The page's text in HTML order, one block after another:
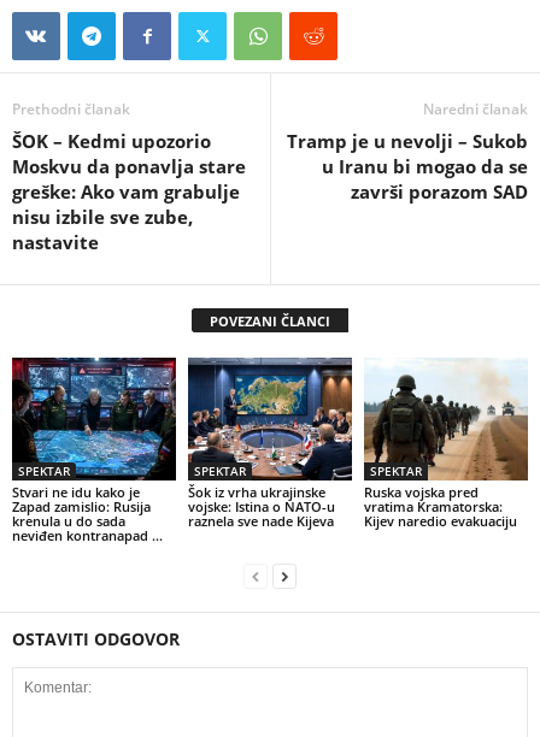
Prethodni članak
ŠOK – Kedmi upozorio
Moskvu da ponavlja stare
greške: Ako vam grabulje
nisu izbile sve zube,
nastavite
Naredni članak
Tramp je u nevolji – Sukob
u Iranu bi mogao da se
završi porazom SAD
POVEZANI ČLANCI
SPEKTAR
Stvari ne idu kako je
Zapad zamislio: Rusija
krenula u do sada
neviđen kontranapad …
SPEKTAR
Šok iz vrha ukrajinske
vojske: Istina o NATO-u
raznela sve nade Kijeva
SPEKTAR
Ruska vojska pred
vratima Kramatorska:
Kijev naredio evakuaciju
OSTAVITI ODGOVOR